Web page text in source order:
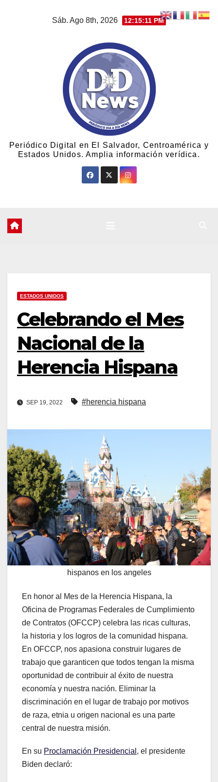
Sáb. Ago 8th, 2026 12:15:12 PM
Periódico Digital en El Salvador, Centroamérica y
Estados Unidos. Amplia información verídica.
ESTADOS UNIDOS
Celebrando el Mes
Nacional de la
Herencia Hispana
SEP 19, 2022 #herencia hispana
hispanos en los angeles
En honor al Mes de la Herencia Hispana, la
Oficina de Programas Federales de Cumplimiento
de Contratos (OFCCP) celebra las ricas culturas,
la historia y los logros de la comunidad hispana.
En OFCCP, nos apasiona construir lugares de
trabajo que garanticen que todos tengan la misma
oportunidad de contribuir al éxito de nuestra
economía y nuestra nación. Eliminar la
discriminación en el lugar de trabajo por motivos
de raza, etnia u origen nacional es una parte
central de nuestra misión.
En su Proclamación Presidencial , el presidente
Biden declaró: